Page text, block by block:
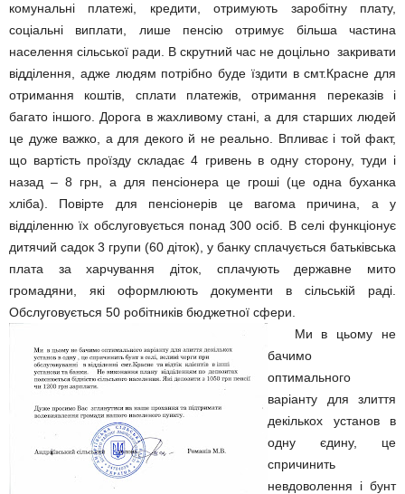
комунальні платежі, кредити, отримують заробітну плату,
соціальні виплати, лише пенсію отримує більша частина
населення сільської ради. В скрутний час не доцільно закривати
відділення, адже людям потрібно буде їздити в смт.Красне для
отримання коштів, сплати платежів, отримання переказів і
багато іншого. Дорога в жахливому стані, а для старших людей
це дуже важко, а для декого й не реально. Впливає і той факт,
що вартість проїзду складає 4 гривень в одну сторону, туди і
назад – 8 грн, а для пенсіонера це гроші (це одна буханка
хліба). Повірте для пенсіонерів це вагома причина, а у
відділенню їх обслуговується понад 300 осіб. В селі функціонує
дитячий садок 3 групи (60 діток), у банку сплачується батьківська
плата за харчування діток, сплачують державне мито
громадяни, які оформлюють документи в сільській раді.
Обслуговується 50 робітників бюджетної сфери.
Ми в цьому не
бачимо
оптимального
варіанту для злиття
декількох установ в
одну єдину, це
спричинить
невдоволення і бунт